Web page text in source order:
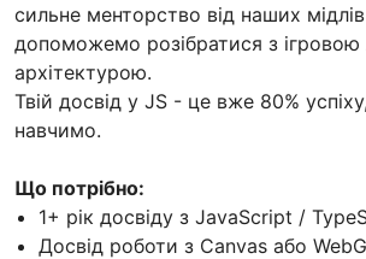
сильне менторство від наших
допоможемо розібратися з ігровою
архітектурою.
Твій досвід у JS - це вже 80%
навчимо.
Що потрібно:
1+ рік досвіду з JavaScript /
Досвід роботи з Canvas або